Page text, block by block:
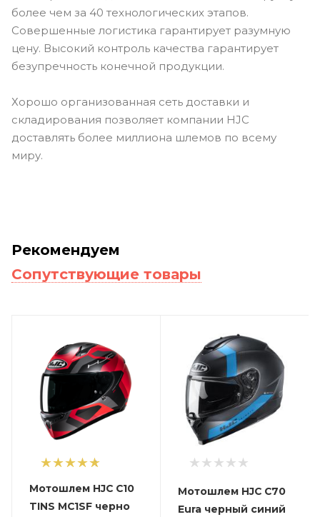
более чем за 40 технологических этапов.
Совершенные логистика гарантирует разумную
цену. Высокий контроль качества гарантирует
безупречность конечной продукции.
Хорошо организованная сеть доставки и
складирования позволяет компании HJC
доставлять более миллиона шлемов по всему
миру.
Рекомендуем
Сопутствующие товары
1
Мотошлем HJC C10
TINS MC1SF черно
Мотошлем HJC C70
Eura черный синий